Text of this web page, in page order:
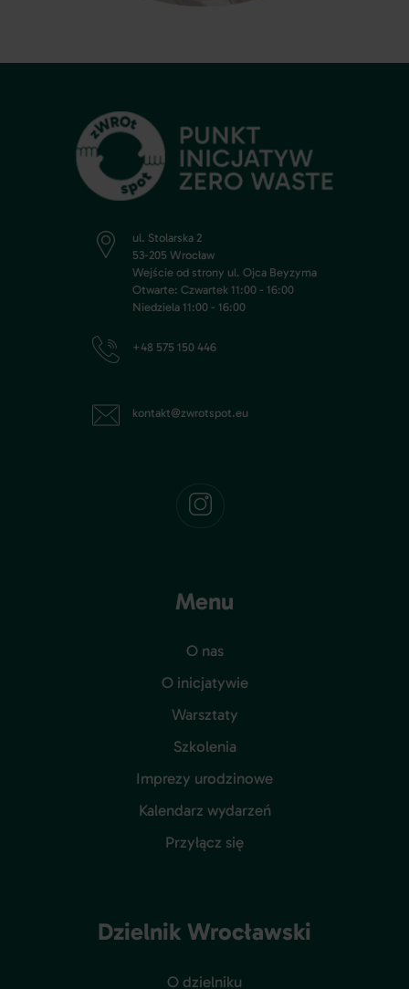
ul. Stolarska 2
53-205 Wrocław
Wejście od strony ul. Ojca Beyzyma
Otwarte: Czwartek 11:00 - 16:00
Niedziela 11:00 - 16:00
+48 575 150 446
kontakt@zwrotspot.eu
Menu
O nas
O inicjatywie
Warsztaty
Szkolenia
Imprezy urodzinowe
Kalendarz wydarzeń
Przyłącz się
Dzielnik Wrocławski
O dzielniku